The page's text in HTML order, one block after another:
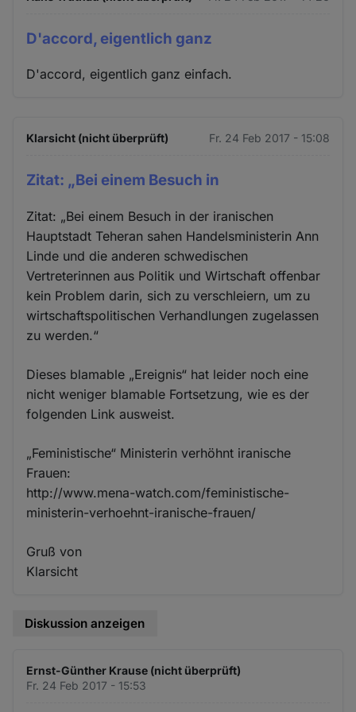
D'accord, eigentlich ganz
D'accord, eigentlich ganz einfach.
Klarsicht (nicht überprüft) Fr. 24 Feb 2017 - 15:08
Zitat: „Bei einem Besuch in
Zitat: „Bei einem Besuch in der iranischen
Hauptstadt Teheran sahen Handelsministerin Ann
Linde und die anderen schwedischen
Vertreterinnen aus Politik und Wirtschaft offenbar
kein Problem darin, sich zu verschleiern, um zu
wirtschaftspolitischen Verhandlungen zugelassen
zu werden.“
Dieses blamable „Ereignis“ hat leider noch eine
nicht weniger blamable Fortsetzung, wie es der
folgenden Link ausweist.
„Feministische“ Ministerin verhöhnt iranische
Frauen:
http://www.mena-watch.com/feministische-
ministerin-verhoehnt-iranische-frauen/
Gruß von
Klarsicht
Diskussion anzeigen
Ernst-Günther Krause (nicht überprüft)
Fr. 24 Feb 2017 - 15:53